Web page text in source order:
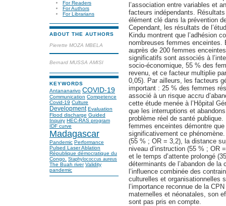
For Readers
For Authors
For Librarians
ABOUT THE AUTHORS
Pierette MOZA MBELA
Bernard MUSSA AMISI
KEYWORDS
Antananarivo COVID-19
Communication Competence
Covid-19 Culture
Development Evaluation
Flood discharge Guided
Inquiry HEC-RAS program
IDF curve
Madagascar
Pandemic Performance
Pulsed Laser Ablation
République démocratique du
Congo. Staphylococcus aureus
The Buah river Validity
pandemic
l’association entre variables et
facteurs indépendants.
élément clé dans la prévention
Cependant, les résultats de
Kindu montrent que l’adhésion
nombreuses femmes
auprès de 200 femmes
significatifs sont associés à
socio-économique, 55 % des
revenu, et ce facteur multiplie
0,05). Par ailleurs, les facteurs
important : 25 % des femmes
associé à un risque accru
cette étude menée à l’Hôpital
que les interruptions et
problème réel de santé
femmes enceintes démontre
significativement ce
(55 % ; OR = 3,2), la distance
niveau d’instruction (55 % ; OR
et le temps d’attente prolongé
déterminants de l’abandon de
l’influence combinée des
culturelles et organisationnelles
l’importance reconnue de la
maternelles et néonatales, son
sont pas pris en compte.